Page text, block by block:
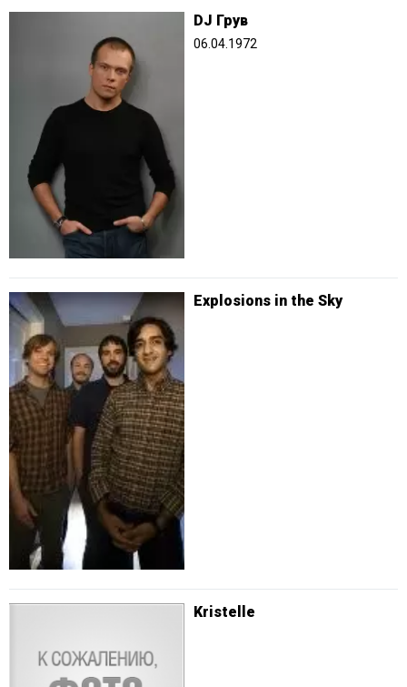
DJ Грув
06.04.1972
Explosions in the Sky
Kristelle